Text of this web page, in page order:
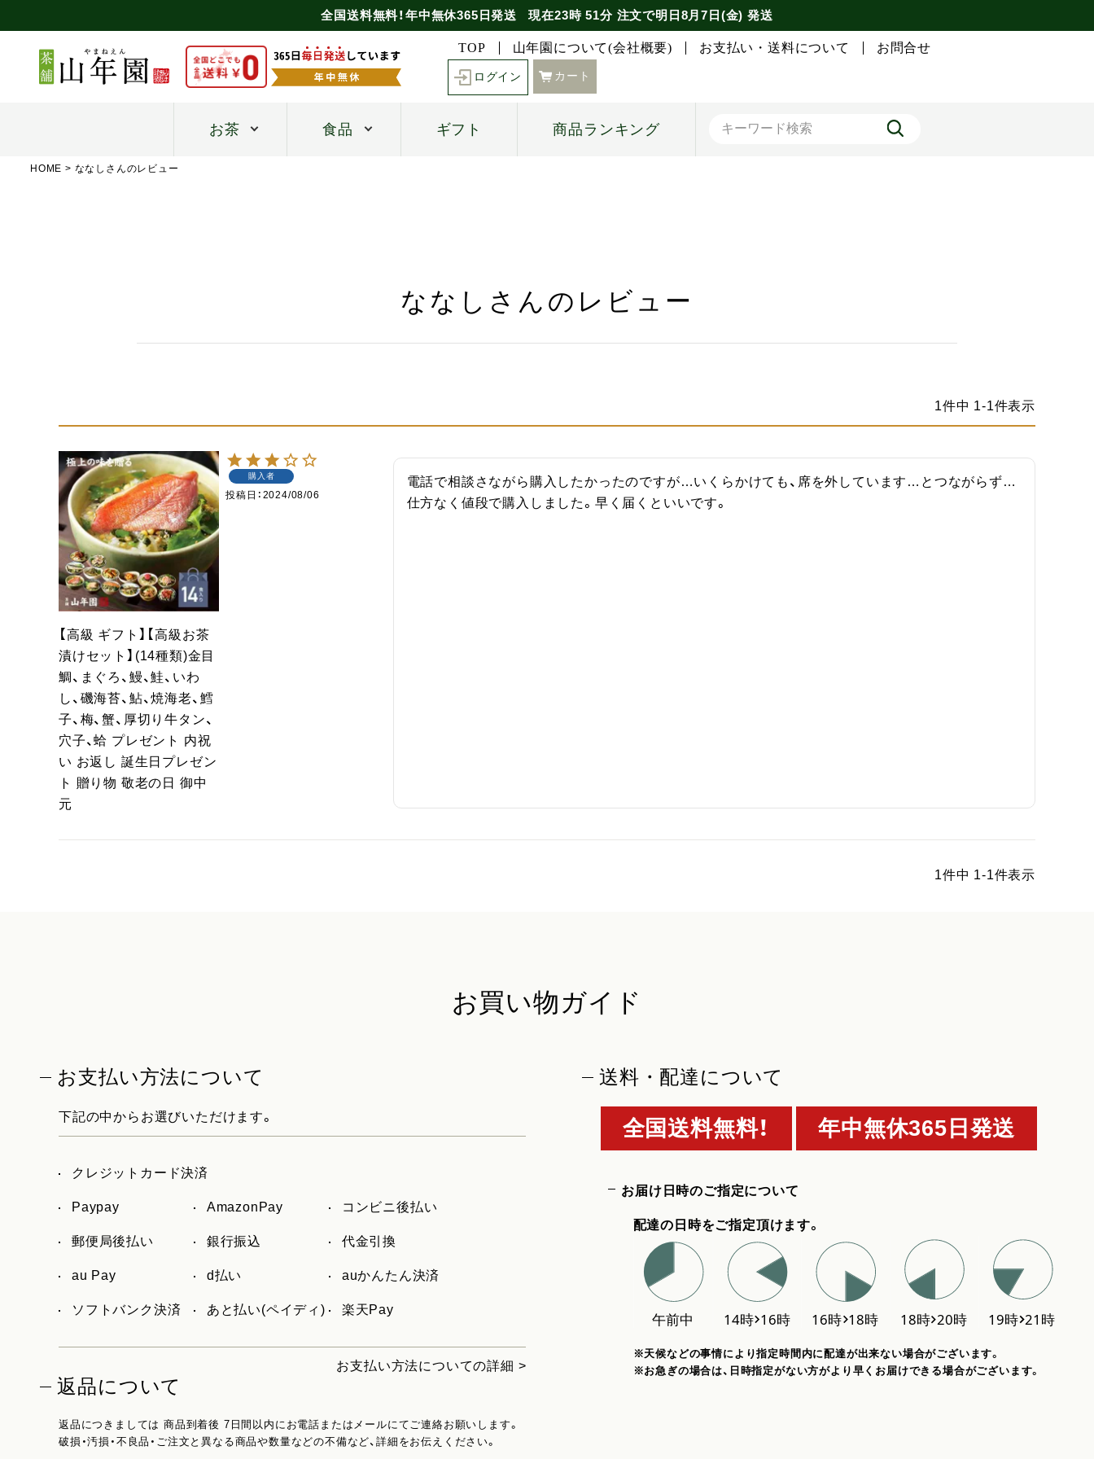
全国送料無料！年中無休365日発送 現在23時 51分注文で明日8月7日(金) 発送
TOP 山年園について(会社概要) お支払い・送料について お問合せ
ログイン カート
お茶 食品 ギフト 商品ランキング
HOME ななしさんのレビュー
ななしさんのレビュー
1件中 1-1件表示
【高級 ギフト】【高級お茶
漬けセット】(14種類)金目
鯛、まぐろ、鰻、鮭、いわ
し、磯海苔、鮎、焼海老、鱈
子、梅、蟹、厚切り牛タン、
穴子、蛤 プレゼント 内祝
い お返し 誕生日プレゼン
ト 贈り物 敬老の日 御中
元
購入者
投稿日 2024/08/06
電話で相談さながら購入したかったのですが…いくらかけても、席を外しています…とつながらず…
仕方なく値段で購入しました。早く届くといいです。
1件中 1-1件表示
お買い物ガイド
お支払い方法について
下記の中からお選びいただけます。
クレジットカード決済
Paypay AmazonPay コンビニ後払い
郵便局後払い 銀行振込 代金引換
au Pay d払い auかんたん決済
ソフトバンク決済 あと払い(ペイディ) 楽天Pay
お支払い方法についての詳細 >
返品について
返品につきましては 商品到着後 7日間以内にお電話またはメールにてご連絡お願いします。
破損・汚損・不良品・ご注文と異なる商品や数量などの不備など、詳細をお伝えください。
送料・配達について
全国送料無料！ 年中無休365日発送
お届け日時のご指定について
配達の日時をご指定頂けます。
※天候などの事情により指定時間内に配達が出来ない場合がございます。
※お急ぎの場合は、日時指定がない方がより早くお届けできる場合がございます。